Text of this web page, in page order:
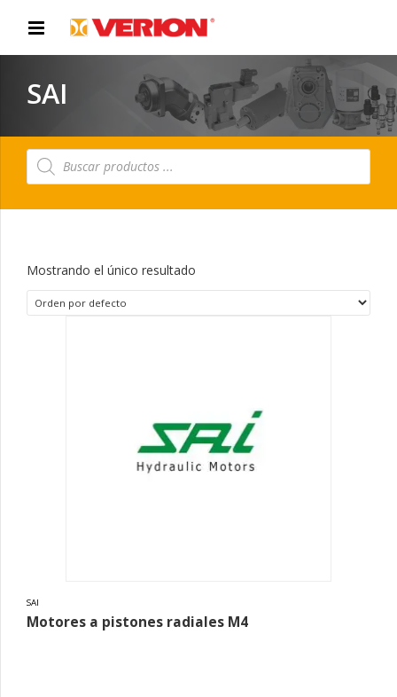
SAI
Búsqueda
de
Mostrando el único resultado
SAI
Motores a pistones radiales M4